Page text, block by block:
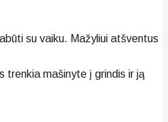
su vaiku. Mažyliui atšventus
trenkia mašinyte į grindis ir ją